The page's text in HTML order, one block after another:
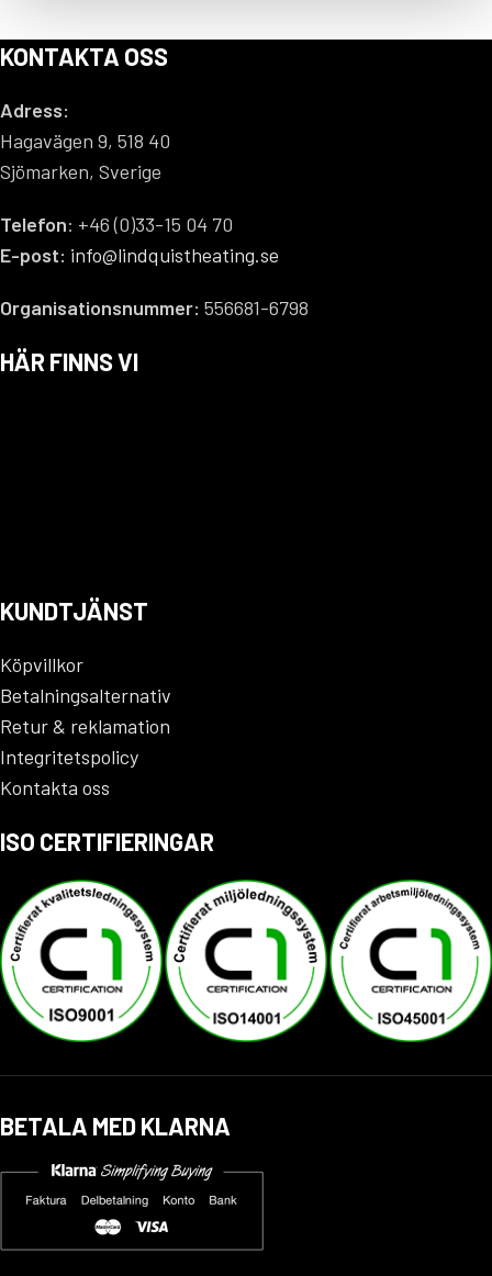
KONTAKTA OSS
Adress:
Hagavägen 9, 518 40
Sjömarken, Sverige
Telefon: +46 (0)33-15 04 70
E-post: info@lindquistheating.se
Organisationsnummer: 556681-6798
HÄR FINNS VI
KUNDTJÄNST
Köpvillkor
Betalningsalternativ
Retur & reklamation
Integritetspolicy
Kontakta oss
ISO CERTIFIERINGAR
BETALA MED KLARNA